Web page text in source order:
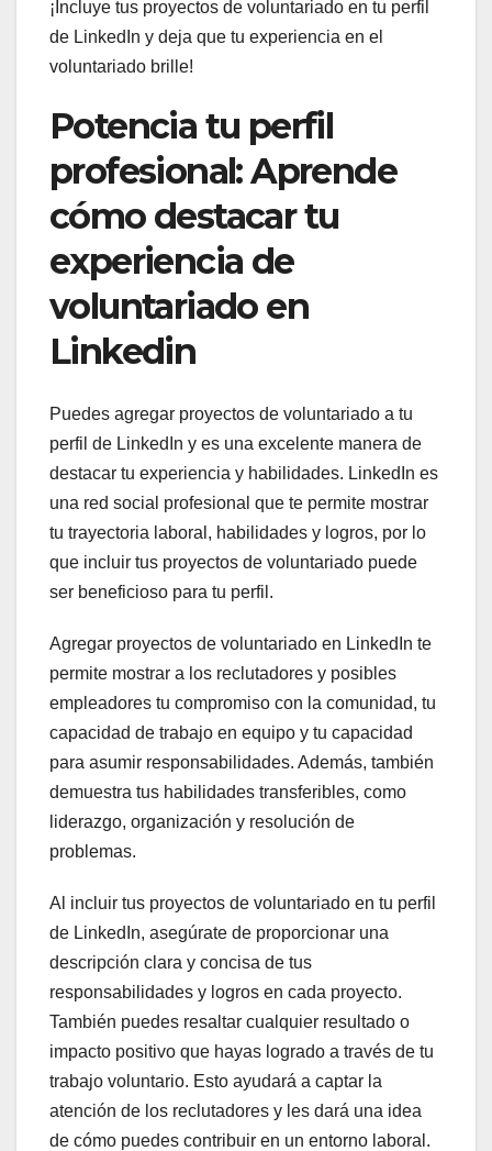
¡Incluye tus proyectos de voluntariado en tu perfil
de LinkedIn y deja que tu experiencia en el
voluntariado brille!
Potencia tu perfil
profesional: Aprende
cómo destacar tu
experiencia de
voluntariado en
Linkedin
Puedes agregar proyectos de voluntariado a tu
perfil de LinkedIn y es una excelente manera de
destacar tu experiencia y habilidades. LinkedIn es
una red social profesional que te permite mostrar
tu trayectoria laboral, habilidades y logros, por lo
que incluir tus proyectos de voluntariado puede
ser beneficioso para tu perfil.
Agregar proyectos de voluntariado en LinkedIn te
permite mostrar a los reclutadores y posibles
empleadores tu compromiso con la comunidad, tu
capacidad de trabajo en equipo y tu capacidad
para asumir responsabilidades. Además, también
demuestra tus habilidades transferibles, como
liderazgo, organización y resolución de
problemas.
Al incluir tus proyectos de voluntariado en tu perfil
de LinkedIn, asegúrate de proporcionar una
descripción clara y concisa de tus
responsabilidades y logros en cada proyecto.
También puedes resaltar cualquier resultado o
impacto positivo que hayas logrado a través de tu
trabajo voluntario. Esto ayudará a captar la
atención de los reclutadores y les dará una idea
de cómo puedes contribuir en un entorno laboral.